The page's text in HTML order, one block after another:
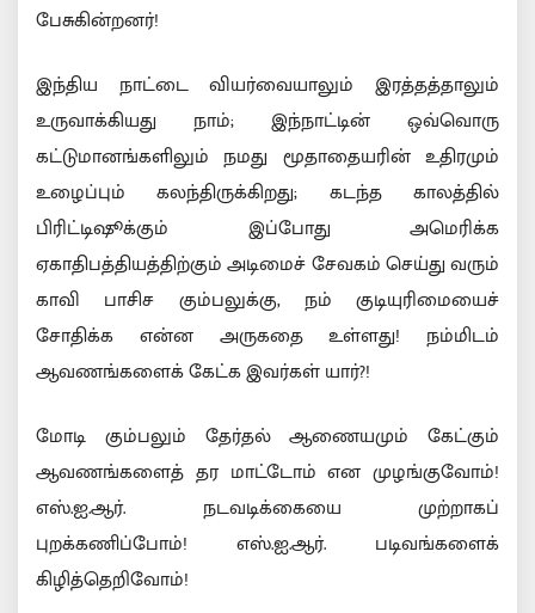
பேசுகின்றனர்!
இந்திய நாட்டை வியர்வையாலும் இரத்தத்தாலும்
உருவாக்கியது நாம்; இந்நாட்டின் ஒவ்வொரு
கட்டுமானங்களிலும் நமது மூதாதையரின் உதிரமும்
உழைப்பும் கலந்திருக்கிறது; கடந்த காலத்தில்
பிரிட்டிஷூக்கும் இப்போது அமெரிக்க
ஏகாதிபத்தியத்திற்கும் அடிமைச் சேவகம் செய்து வரும்
காவி பாசிச கும்பலுக்கு, நம் குடியுரிமையைச்
சோதிக்க என்ன அருகதை உள்ளது! நம்மிடம்
ஆவணங்களைக் கேட்க இவர்கள் யார்?!
மோடி கும்பலும் தேர்தல் ஆணையமும் கேட்கும்
ஆவணங்களைத் தர மாட்டோம் என முழங்குவோம்!
எஸ்.ஐ.ஆர். நடவடிக்கையை முற்றாகப்
புறக்கணிப்போம்! எஸ்.ஐ.ஆர். படிவங்களைக்
கிழித்தெறிவோம்!